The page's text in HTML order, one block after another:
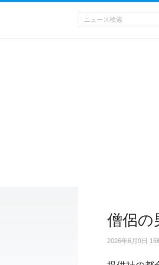
僧侶の
2026年6月9日 16